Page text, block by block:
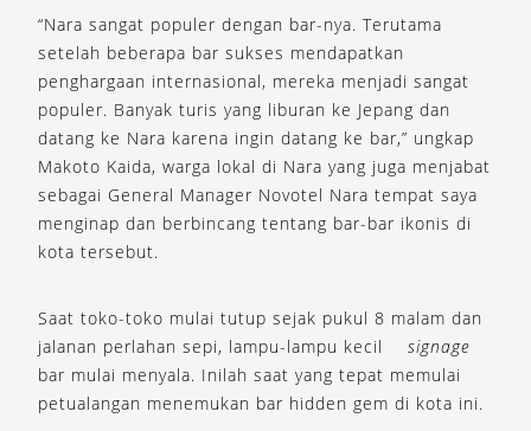
“Nara sangat populer dengan bar-nya. Terutama
setelah beberapa bar sukses mendapatkan
penghargaan internasional, mereka menjadi sangat
populer. Banyak turis yang liburan ke Jepang dan
datang ke Nara karena ingin datang ke bar,” ungkap
Makoto Kaida, warga lokal di Nara yang juga menjabat
sebagai General Manager Novotel Nara tempat saya
menginap dan berbincang tentang bar-bar ikonis di
kota tersebut.
Saat toko-toko mulai tutup sejak pukul 8 malam dan
jalanan perlahan sepi, lampu-lampu kecil
signage
bar mulai menyala. Inilah saat yang tepat memulai
petualangan menemukan bar hidden gem di kota ini.